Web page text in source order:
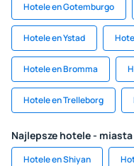
Hotele en Gotemburgo
Hotele en Ystad
Hotele en Bromma
Hotele en Trelleborg
Najlepsze hotele - miasta
Hotele en Shiyan